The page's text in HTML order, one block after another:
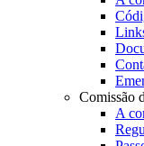
Comissão
A